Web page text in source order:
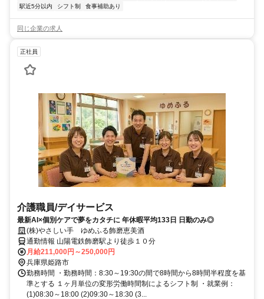
駅近5分以内
シフト制 食事補助あり
同じ企業の求人
正社員
介護職員/デイサービス
最新AI×個別ケアで夢をカタチに 年休暇平均133日 日勤のみ◎
(株)やさしい手 ゆめふる飾磨恵美酒
通勤情報 山陽電鉄飾磨駅より徒歩１０分
月給211,000円～250,000円
兵庫県姫路市
勤務時間 ・勤務時間：8:30～19:30の間で8時間から8時間半程度を基
準とする １ヶ月単位の変形労働時間制によるシフト制 ・就業例：
(1)08:30～18:00 (2)09:30～18:30 (3...